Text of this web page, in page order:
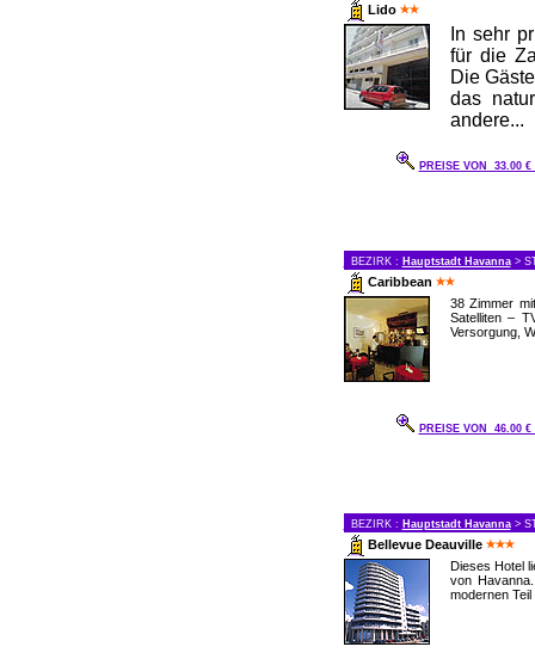
Lido
In sehr
für die
Die
das
andere...
PREISE VON 33.00
BEZIRK : Hauptstadt Havanna>
Caribbean
38 Zimmer
Satelliten –
Versorgung,
PREISE VON 46.00
BEZIRK : Hauptstadt Havanna>
Bellevue Deauville
Dieses Hotel
von
modernen